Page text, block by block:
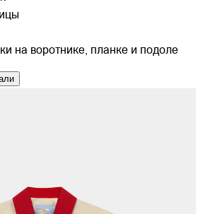
на воротнике, планке и подоле